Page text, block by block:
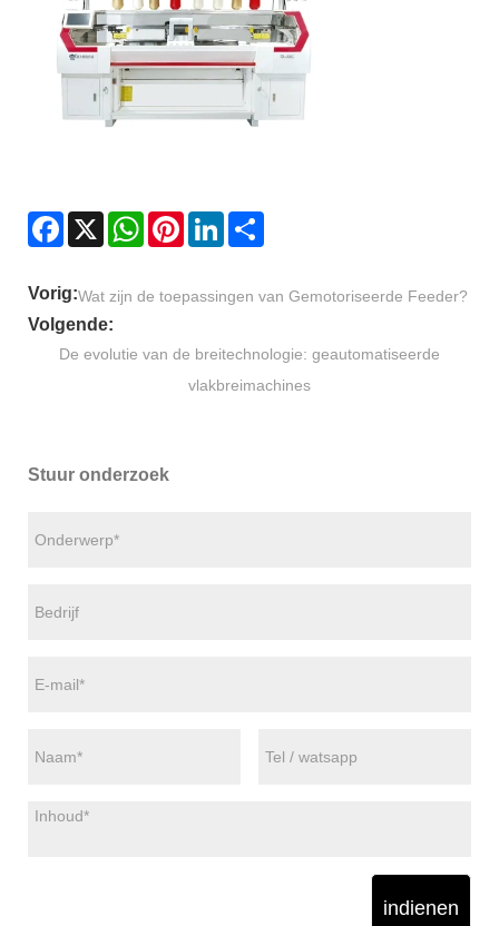
Facebook
X WhatsAppPinterestLinkedIn
Vorig:Wat zijn de toepassingen van Gemotoriseerde Feeder?
Volgende:
De evolutie van de breitechnologie: geautomatiseerde
vlakbreimachines
Stuur onderzoek
indienen